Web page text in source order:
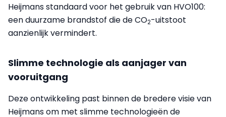
Heijmans standaard voor het gebruik van HVO100:
een duurzame brandstof die de CO2-uitstoot
aanzienlijk vermindert.
Slimme technologie als aanjager van
vooruitgang
Deze ontwikkeling past binnen de bredere visie van
Heijmans om met slimme technologieën de